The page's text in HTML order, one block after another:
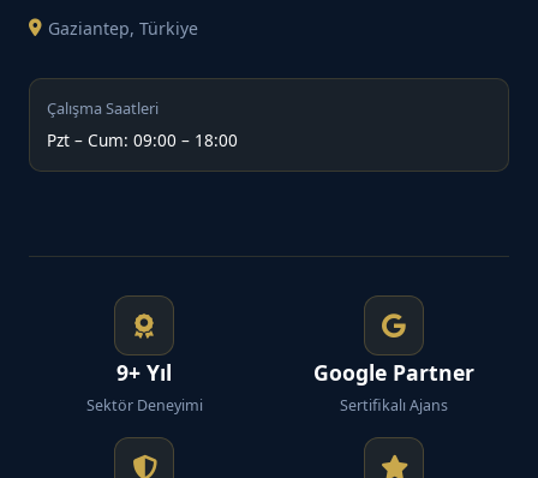
Gaziantep, Türkiye
Çalışma Saatleri
Pzt – Cum: 09:00 – 18:00
9+ Yıl
Sektör Deneyimi
Google Partner
Sertifikalı Ajans